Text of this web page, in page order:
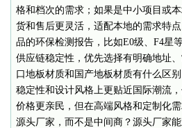
格和档次的需求；如果是中小项目或
货和售后更灵活，适配本地的需求特
品的环保检测报告，比如E0级、F4星
供应链稳定性，优先选择有明确地址
口地板材质和国产地板材质有什么区
稳定性和设计风格上更贴近国际潮流
价格更亲民，但在高端风格和定制化
源头厂家，而不是中间商？源头厂家